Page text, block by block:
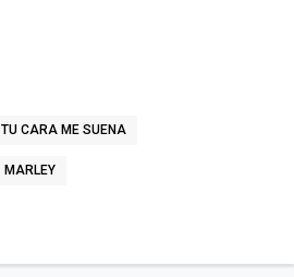
TU CARA ME SUENA
MARLEY